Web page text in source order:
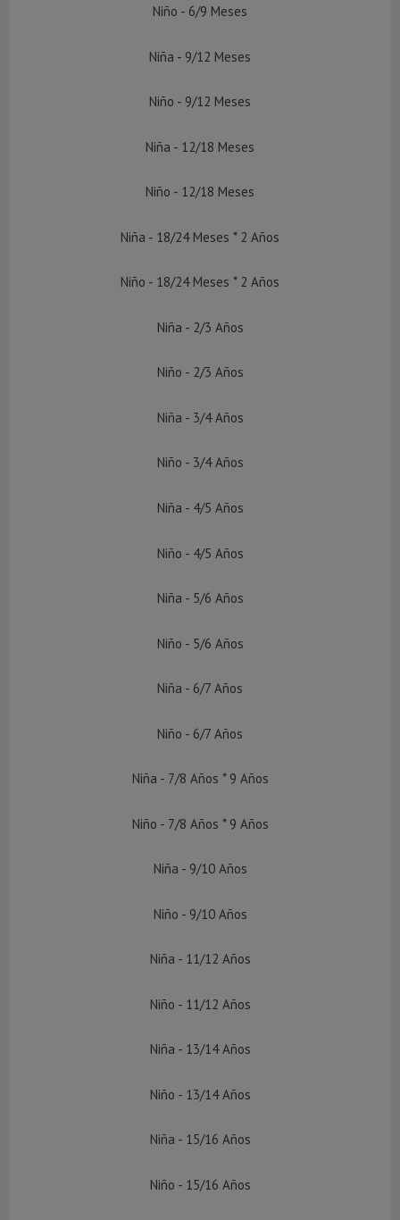
Niño - 6/9 Meses
Niña - 9/12 Meses
Niño - 9/12 Meses
Niña - 12/18 Meses
Niño - 12/18 Meses
Niña - 18/24 Meses * 2 Años
Niño - 18/24 Meses * 2 Años
Niña - 2/3 Años
Niño - 2/3 Años
Niña - 3/4 Años
Niño - 3/4 Años
Niña - 4/5 Años
Niño - 4/5 Años
Niña - 5/6 Años
Niño - 5/6 Años
Niña - 6/7 Años
Niño - 6/7 Años
Niña - 7/8 Años * 9 Años
Niño - 7/8 Años * 9 Años
Niña - 9/10 Años
Niño - 9/10 Años
Niña - 11/12 Años
Niño - 11/12 Años
Niña - 13/14 Años
Niño - 13/14 Años
Niña - 15/16 Años
Niño - 15/16 Años